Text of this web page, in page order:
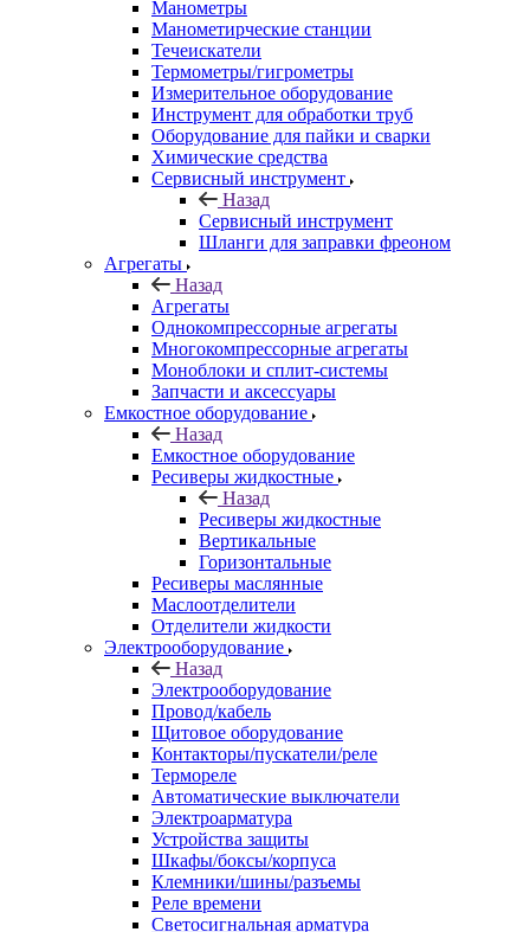
Манометры
Манометирческие станции
Течеискатели
Термометры/гигрометры
Измерительное оборудование
Инструмент для обработки труб
Оборудование для пайки и сварки
Химические средства
Сервисный инструмент
Назад
Сервисный инструмент
Шланги для заправки фреоном
Агрегаты
Назад
Агрегаты
Однокомпрессорные агрегаты
Многокомпрессорные агрегаты
Моноблоки и сплит-системы
Запчасти и аксессуары
Емкостное оборудование
Назад
Емкостное оборудование
Ресиверы жидкостные
Назад
Ресиверы жидкостные
Вертикальные
Горизонтальные
Ресиверы маслянные
Маслоотделители
Отделители жидкости
Электрооборудование
Назад
Электрооборудование
Провод/кабель
Щитовое оборудование
Контакторы/пускатели/реле
Термореле
Автоматические выключатели
Электроарматура
Устройства защиты
Шкафы/боксы/корпуса
Клемники/шины/разъемы
Реле времени
Светосигнальная арматура